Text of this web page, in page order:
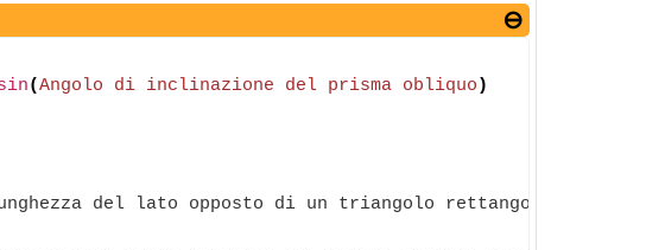
(Angolo di inclinazione del prisma obliquo )
del lato opposto di un triangolo rettangolo e la